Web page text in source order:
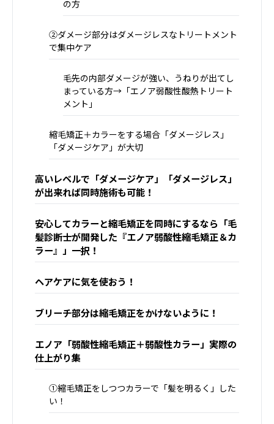
の方
②ダメージ部分はダメージレスなトリートメント
で集中ケア
毛先の内部ダメージが強い、うねりが出てし
まっている方→「エノア弱酸性酸熱トリート
メント」
縮毛矯正＋カラーをする場合「ダメージレス」
「ダメージケア」が大切
高いレベルで「ダメージケア」「ダメージレス」
が出来れば同時施術も可能！
安心してカラーと縮毛矯正を同時にするなら「毛
髪診断士が開発した『エノア弱酸性縮毛矯正＆カ
ラー』」一択！
ヘアケアに気を使おう！
ブリーチ部分は縮毛矯正をかけないように！
エノア「弱酸性縮毛矯正＋弱酸性カラー」実際の
仕上がり集
①縮毛矯正をしつつカラーで「髪を明るく」した
い！